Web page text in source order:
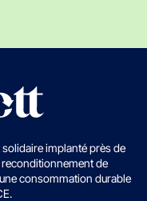
implanté près de
de
consommation durable